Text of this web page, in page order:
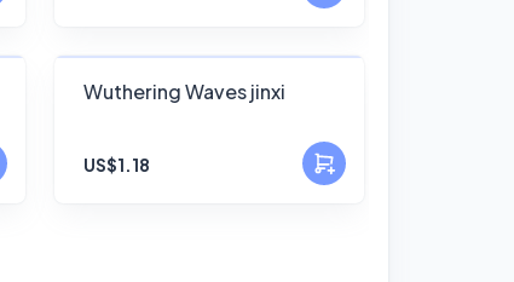
FANSKY
Wuthering Waves jinxi
US$1.18